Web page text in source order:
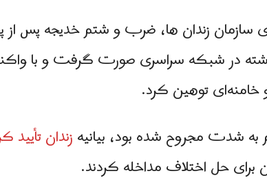
سازمان زندان ها، ضرب و شتم خدیجه پس
در شبکه سراسری صورت گرفت و با
توهین کرد.
به شدت مجروح شده بود، بیانیهزندان تأیید
برای حل اختلاف مداخله کردند.